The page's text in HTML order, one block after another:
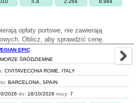
n.d. 2.264 8.984
opłaty portowe, nie zawierają
Oblicz, aby sprawdzić cenę.
EPIC
MORZE ŚRÓDZIEMNE
CIVITAVECCHIA ROME, ITALY
BARCELONA, SPAIN
2026 do: 18/10/2026 nocy: 7